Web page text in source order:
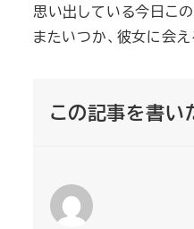
思い出している今日この
またいつか、彼女に会え
この記事を書い